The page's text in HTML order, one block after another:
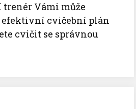
trenér Vámi může
efektivní cvičební plán
cvičit se správnou